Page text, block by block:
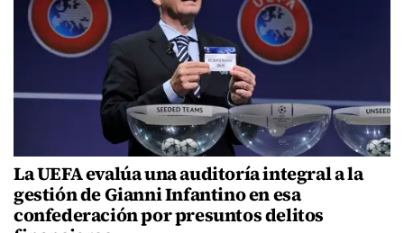
La UEFA evalúa una auditoría integral a la
gestión de Gianni Infantino en esa
confederación por presuntos delitos